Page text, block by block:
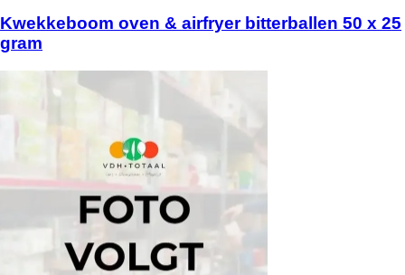
Kwekkeboom oven & airfryer bitterballen 50 x 25
gram